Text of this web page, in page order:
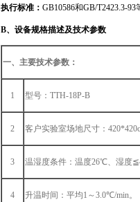
执行标准： GB10586和GB/T2423.3-93
B、 设备规格描述及技术参数
一、主要技术参数：
1 型号： TTH-18P-B
2 客户实验室场地尺寸：
3 温湿度条件 ： 温度26℃、湿度≦
4 升温时间：平均1 ～3.0℃/min。